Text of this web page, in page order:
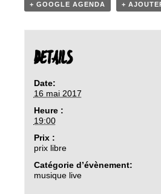
+ GOOGLE AGENDA +
DETAILS
Date:
16 mai 2017
Heure :
19:00
Prix :
prix libre
Catégorie d’évènement:
musique live